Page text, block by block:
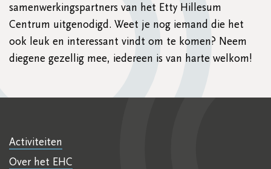
samenwerkingspartners van het Etty Hillesum
Centrum uitgenodigd. Weet je nog iemand die het
ook leuk en interessant vindt om te komen? Neem
diegene gezellig mee, iedereen is van harte welkom!
Activiteiten
Over het EHC